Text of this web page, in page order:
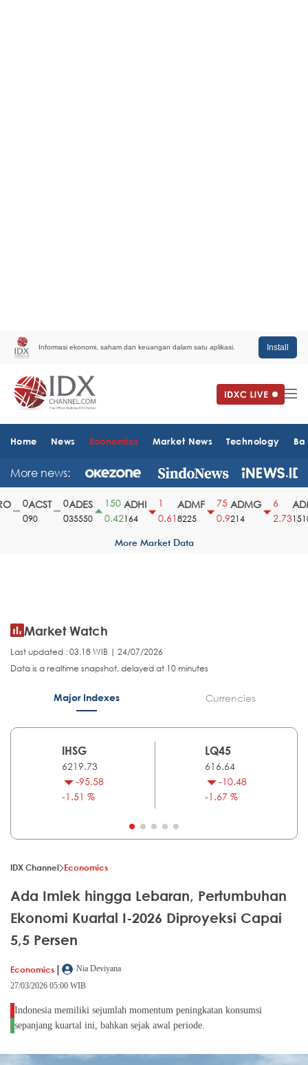
Informasi ekonomi, saham dan keuangan dalam satu aplikasi. Install
Home News Economics Market News Technology
More news:
ACST
90
ADES
35550
150
0.42
ADHI
164
0.61
ADMF
8225
0.9
ADMG
214
2.731510
More Market Data
Market Watch
Last updated : 03.18 WIB | 24/07/2026
Data is a realtime snapshot, delayed at 10 minutes
Major Indexes Currencies
IHSG
6219.73
-95.58
-1.51 %
LQ45
616.64
-10.48
-1.67 %
IDX Channel Economics
Ada Imlek hingga Lebaran, Pertumbuhan
Ekonomi Kuartal I-2026 Diproyeksi Capai
5,5 Persen
Economics |
Nia Deviyana
27/03/2026 05:00 WIB
Indonesia memiliki sejumlah momentum peningkatan konsumsi
sepanjang kuartal ini, bahkan sejak awal periode.